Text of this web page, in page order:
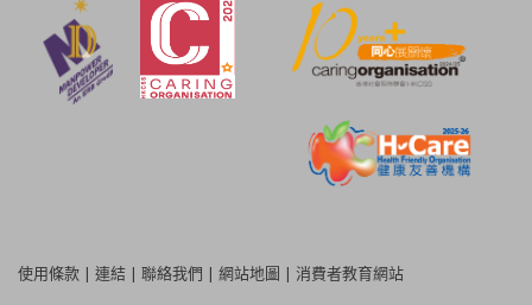
使用條款 | 連結 | 聯絡我們 | 網站地圖 | 消費者教育網站